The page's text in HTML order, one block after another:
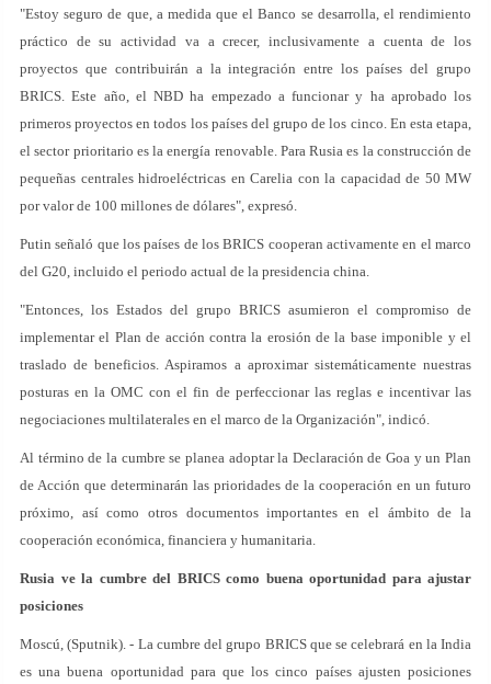
"Estoy seguro de que, a medida que el Banco se desarrolla, el rendimiento
práctico de su actividad va a crecer, inclusivamente a cuenta de los
proyectos que contribuirán a la integración entre los países del grupo
BRICS. Este año, el NBD ha empezado a funcionar y ha aprobado los
primeros proyectos en todos los países del grupo de los cinco. En esta etapa,
el sector prioritario es la energía renovable. Para Rusia es la construcción de
pequeñas centrales hidroeléctricas en Carelia con la capacidad de 50 MW
por valor de 100 millones de dólares", expresó.
Putin señaló que los países de los BRICS cooperan activamente en el marco
del G20, incluido el periodo actual de la presidencia china.
"Entonces, los Estados del grupo BRICS asumieron el compromiso de
implementar el Plan de acción contra la erosión de la base imponible y el
traslado de beneficios. Aspiramos a aproximar sistemáticamente nuestras
posturas en la OMC con el fin de perfeccionar las reglas e incentivar las
negociaciones multilaterales en el marco de la Organización", indicó.
Al término de la cumbre se planea adoptar la Declaración de Goa y un Plan
de Acción que determinarán las prioridades de la cooperación en un futuro
próximo, así como otros documentos importantes en el ámbito de la
cooperación económica, financiera y humanitaria.
Rusia ve la cumbre del BRICS como buena oportunidad para ajustar
posiciones
Moscú, (Sputnik). - La cumbre del grupo BRICS que se celebrará en la India
es una buena oportunidad para que los cinco países ajusten posiciones